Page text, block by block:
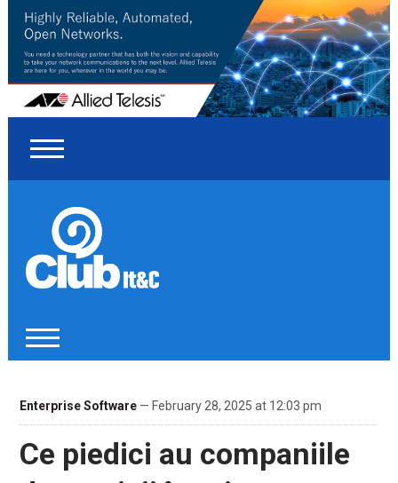
Enterprise Software— February 28, 2025 at 12:03 pm
Ce piedici au companiile